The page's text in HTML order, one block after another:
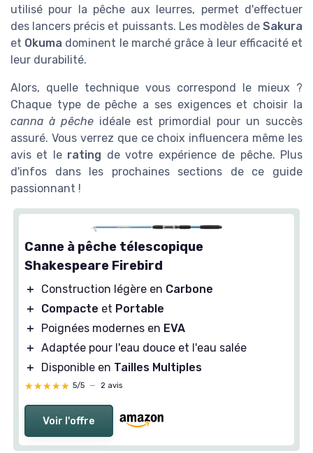
utilisé pour la pêche aux leurres, permet d'effectuer
des lancers précis et puissants. Les modèles de Sakura
et Okuma dominent le marché grâce à leur efficacité et
leur durabilité.
Alors, quelle technique vous correspond le mieux ?
Chaque type de pêche a ses exigences et choisir la
canna à pêche idéale est primordial pour un succès
assuré. Vous verrez que ce choix influencera même les
avis et le rating de votre expérience de pêche. Plus
d'infos dans les prochaines sections de ce guide
passionnant !
Canne à pêche télescopique
Shakespeare Firebird
＋ Construction légère en Carbone
＋
Compacte et Portable
＋
Poignées modernes en EVA
＋ Adaptée pour l'eau douce et l'eau salée
＋
Disponible en Tailles Multiples
★★★★★
★★★★★ 5/5 — 2 avis
Voir l'offre